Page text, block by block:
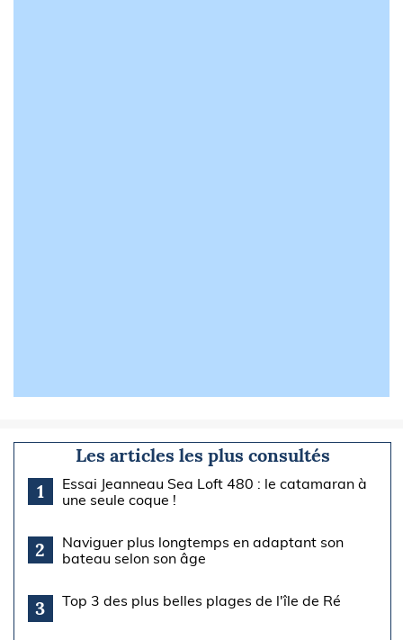
Les articles les plus consultés
1
Essai Jeanneau Sea Loft 480 : le catamaran à
une seule coque !
2
Naviguer plus longtemps en adaptant son
bateau selon son âge
3 Top 3 des plus belles plages de l'île de Ré